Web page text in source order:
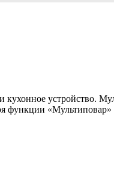
устройство.
функции